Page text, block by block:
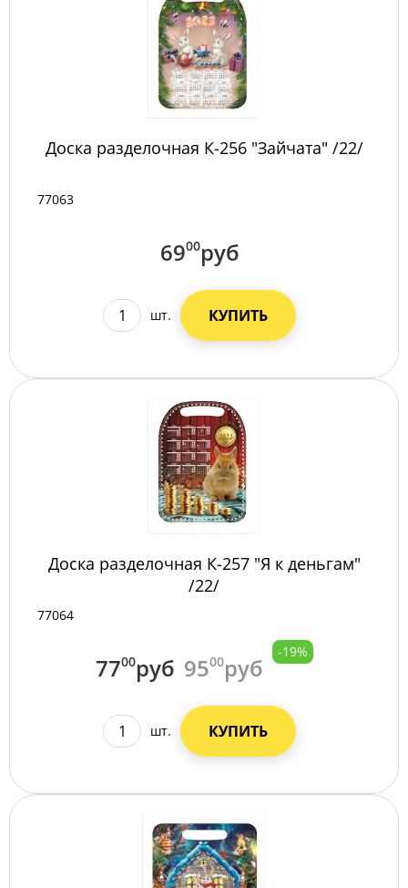
Доска разделочная К-256 "Зайчата" /22/
77063
6900руб
шт. КУПИТЬ
Доска разделочная К-257 "Я к деньгам"
/22/
77064
7700руб 9500руб
-19%
шт. КУПИТЬ